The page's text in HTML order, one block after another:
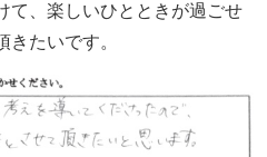
て、楽しいひとときが過ごせ
きたいです。